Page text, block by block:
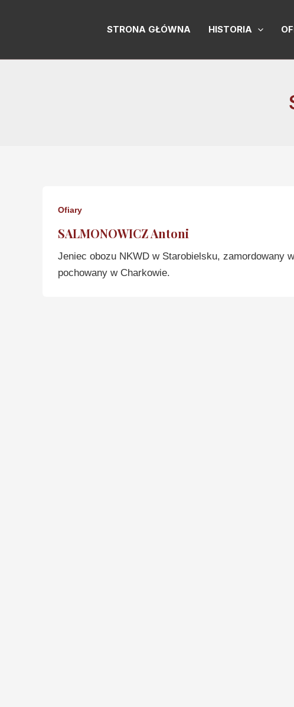
STRONA GŁÓWNA HISTORIA
Ofiary
SALMONOWICZ Antoni
Jeniec obozu NKWD w Starobielsku, zamordowany
pochowany w Charkowie.